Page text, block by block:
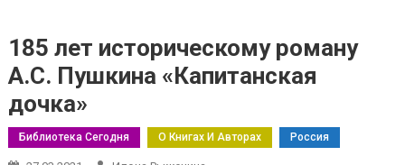
185 лет историческому роману
А.С. Пушкина «Капитанская
дочка»
Библиотека Сегодня О Книгах И Авторах Россия